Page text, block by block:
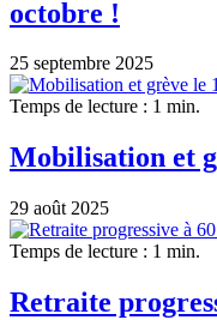
octobre !
25 septembre 2025
Temps de lecture : 1 min.
Mobilisation et
29 août 2025
Temps de lecture : 1 min.
Retraite